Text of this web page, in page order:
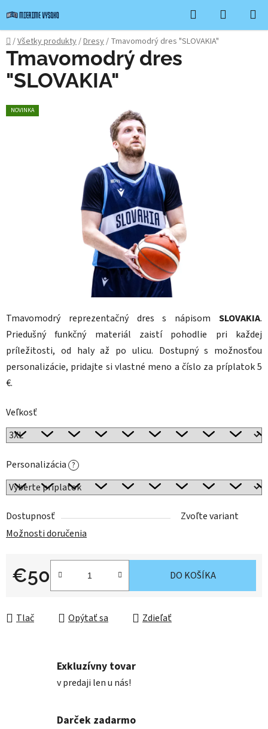
na
obsah
Hľadať
KOŠÍK
Domov
/Všetky produkty/Dresy/ Tmavomodrý dres "SLOVAKIA"
Tmavomodrý reprezentačný dres s nápisom SLOVAKIA.
Priedušný funkčný materiál zaistí pohodlie pri každej
príležitosti, od haly až po ulicu. Dostupný s možnosťou
personalizácie, pridajte si vlastné meno a číslo za príplatok 5
€.
Veľkosť
Personalizácia ?
Dostupnosť
Zvoľte variant
Možnosti doručenia
€50
Jednotková cena:
DO KOŠÍKA
Tlač Opýtať sa Zdieľať
Tmavomodrý dres
"SLOVAKIA"
NOVINKA
Exkluzívny tovar
v predaji len u nás!
Darček zadarmo